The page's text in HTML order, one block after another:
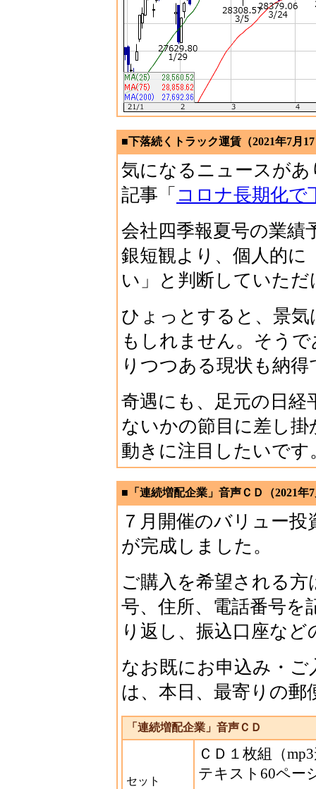
■下落続くトラック運賃（2021年7月
気になるニュースが
記事「 コロナ長期化で
会社四季報夏号の業績
銀短観より、個人的に
い」と判断していた
ひょっとすると、景
もしれません。そう
りつつある現状も納
奇遇にも、足元の日経
ないかの節目に差し
動きに注目したいです
■「連続増配企業」音声ＣＤ（2021年
７月開催のバリュー
が完成しました。
ご購入を希望される方
号、住所、電話番号を
り返し、振込口座な
なお既にお申込み・
は、本日、最寄りの郵
「連続増配企業」音声ＣＤ
セット
ＣＤ１枚組（
テキスト60ペー